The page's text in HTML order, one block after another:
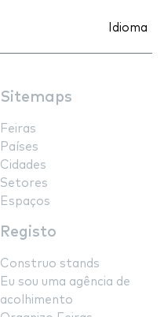
Idioma
Sitemaps
Feiras
Países
Cidades
Setores
Espaços
Registo
Construo stands
Eu sou uma agência de
acolhimento